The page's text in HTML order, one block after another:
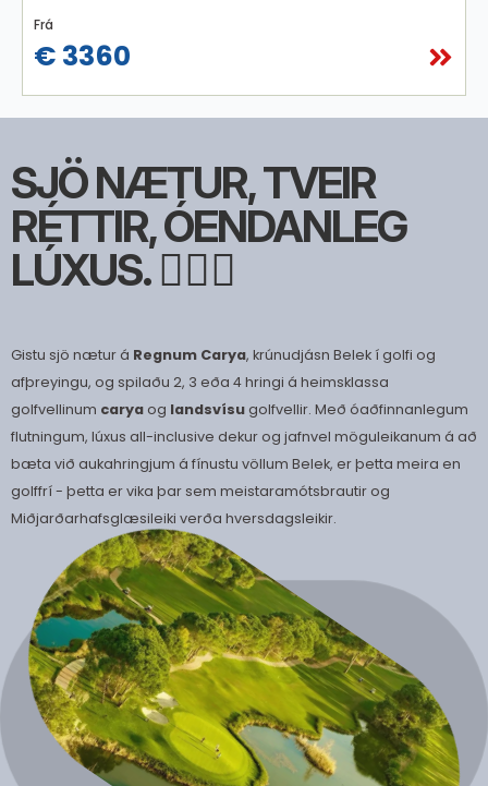
Frá
€ 3360
SJÖ NÆTUR, TVEIR
RÉTTIR, ÓENDANLEG
LÚXUS. 🏌🏻‍♀️
Gistu sjö nætur á Regnum Carya, krúnudjásn Belek í golfi og
afþreyingu, og spilaðu 2, 3 eða 4 hringi á heimsklassa
golfvellinum caryaog landsvísugolfvellir. Með óaðfinnanlegum
flutningum, lúxus all-inclusive dekur og jafnvel möguleikanum á að
bæta við aukahringjum á fínustu völlum Belek, er þetta meira en
golffrí - þetta er vika þar sem meistaramótsbrautir og
Miðjarðarhafsglæsileiki verða hversdagsleikir.